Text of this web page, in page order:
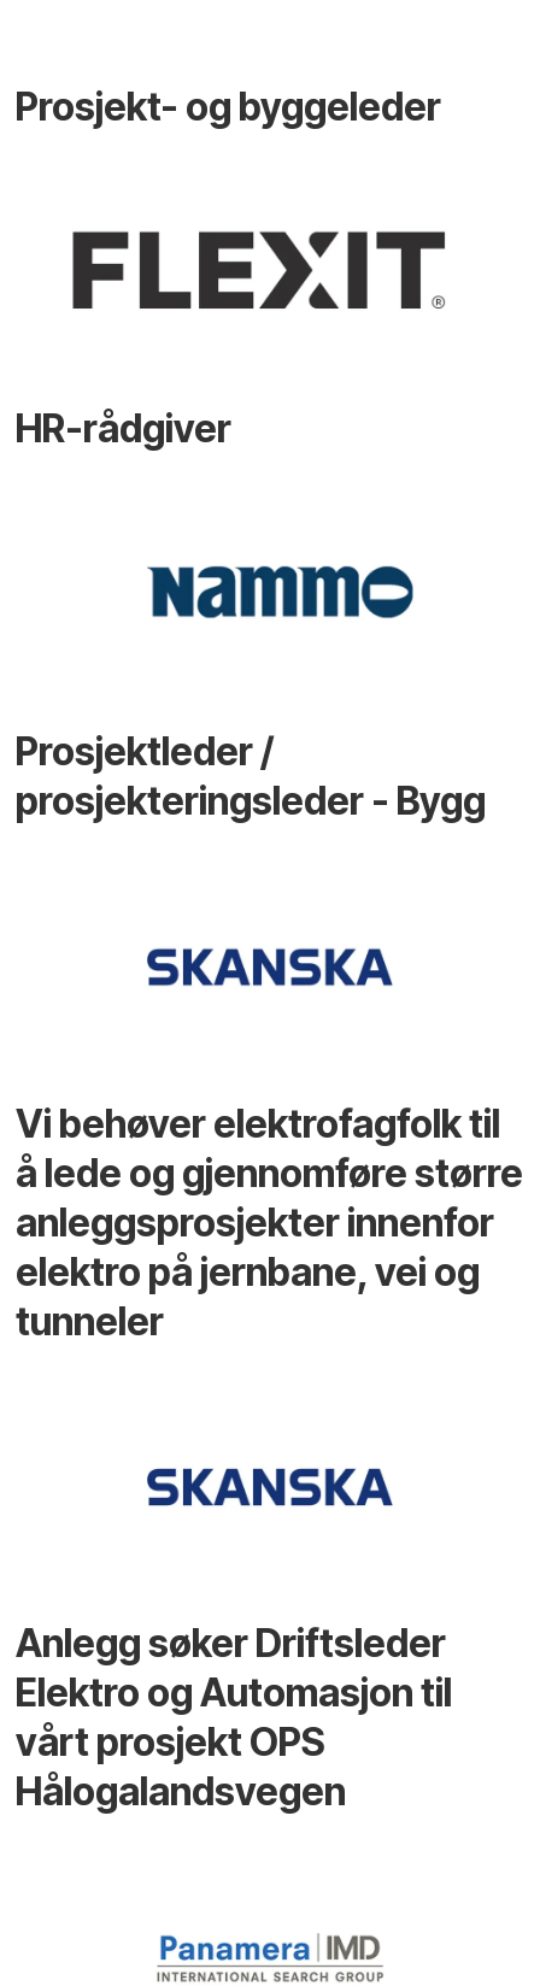
Prosjekt- og byggeleder
HR-rådgiver
Prosjektleder /
prosjekteringsleder - Bygg
Vi behøver elektrofagfolk til
å lede og gjennomføre større
anleggsprosjekter innenfor
elektro på jernbane, vei og
tunneler
Anlegg søker Driftsleder
Elektro og Automasjon til
vårt prosjekt OPS
Hålogalandsvegen